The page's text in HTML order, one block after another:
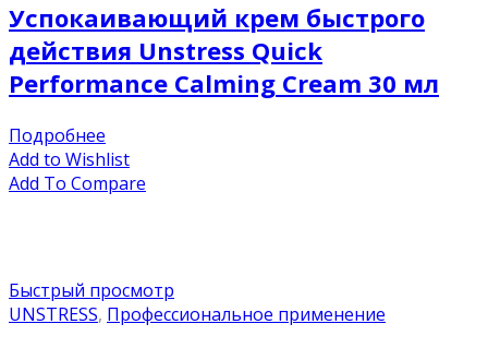
Успокаивающий крем быстрого
действия Unstress Quick
Performance Calming Cream 30 мл
Подробнее
Add to Wishlist
Add To Compare
Быстрый просмотр
UNSTRESS, Профессиональное применение